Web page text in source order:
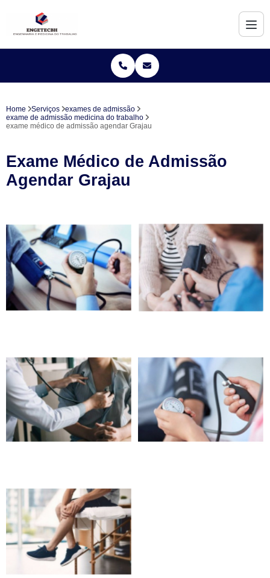
Home Serviços
exames de admissão
exame de admissão medicina do trabalho
exame médico de admissão agendar Grajau
Exame Médico de Admissão
Agendar Grajau